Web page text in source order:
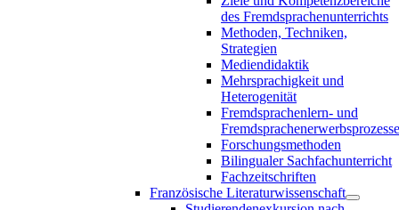
des Fremdsprachenunterrichts
Methoden, Techniken,
Strategien
Mediendidaktik
Mehrsprachigkeit und
Heterogenität
Fremdsprachenlern- und
Fremdsprachenerwerbsprozesse
Forschungsmethoden
Bilingualer Sachfachunterricht
Fachzeitschriften
Französische Literaturwissenschaft